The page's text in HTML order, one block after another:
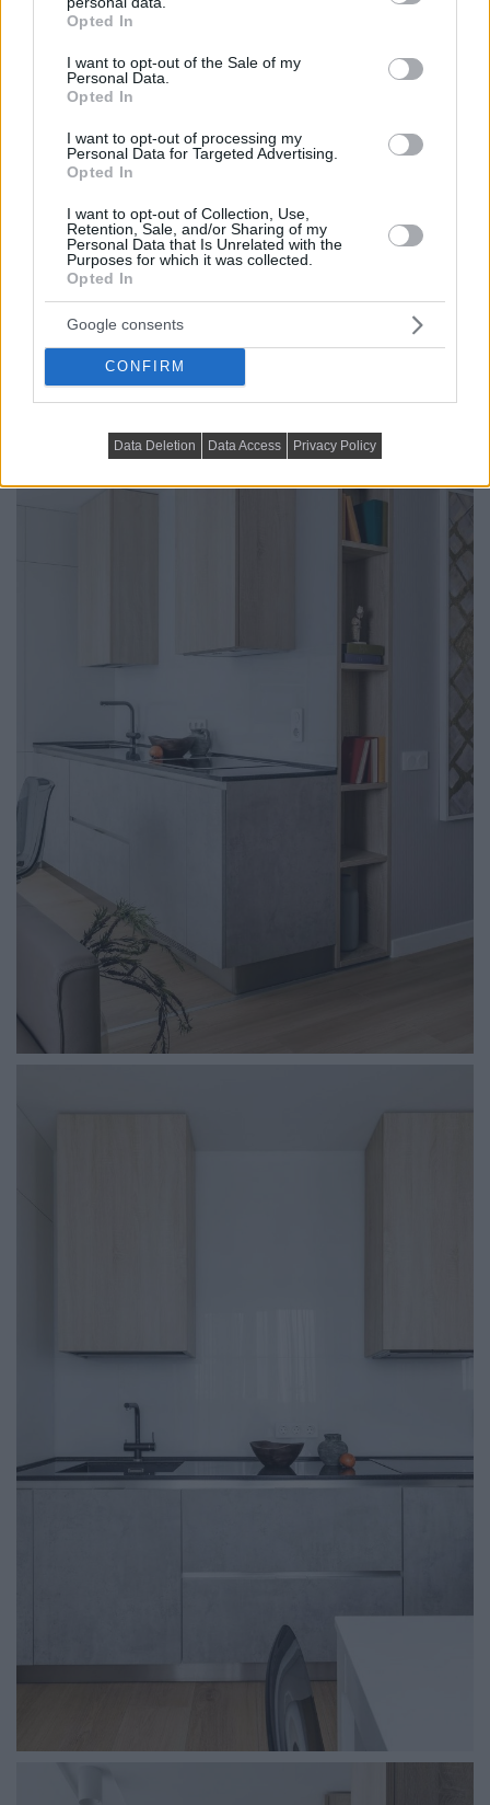
grant or deny consent to Google and its third-party tags to
use your data for below specified purposes in below Google
consent section.
Opted In
I want to opt-out of the Sale of my
Personal Data.
Opted In
I want to opt-out of processing my
Personal Data for Targeted Advertising.
Opted In
I want to opt-out of Collection, Use,
Retention, Sale, and/or Sharing of my
Personal Data that Is Unrelated with the
Purposes for which it was collected.
Opted In
Google consents
CONFIRM
Data Deletion Data Access Privacy Policy